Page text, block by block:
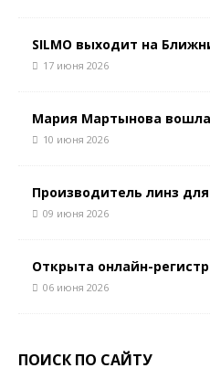
SILMO выходит на
17 июня 2026
Мария Мартынова вошла
10 июня 2026
Производитель линз
09 июня 2026
Открыта онлайн-
06 июня 2026
ПОИСК ПО САЙТУ